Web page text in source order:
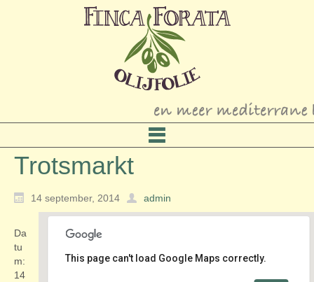
Trotsmarkt
14 september, 2014 admin
This page can't load Google Maps correctly.
Da
tu
m:
14